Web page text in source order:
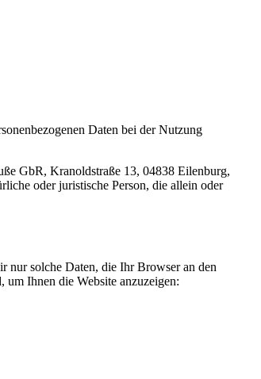
Daten bei der Nutzung
GbR, Kranoldstraße 13, 04838 Eilenburg,
oder juristische Person, die allein oder
nur solche Daten, die Ihr Browser an den
um Ihnen die Website anzuzeigen: